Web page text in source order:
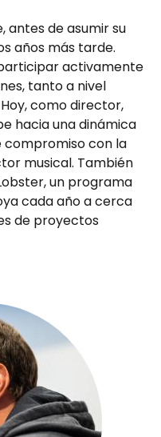
antes de asumir su
años más tarde.
activamente
tanto a nivel
como director,
hacia una dinámica
compromiso con la
musical. También
un programa
cada año a cerca
de proyectos